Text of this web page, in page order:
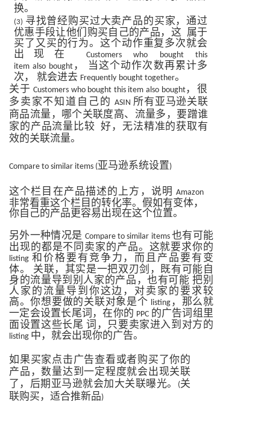
换。
(3) 寻找曾经购买过大卖产品的买家，通过
优惠手段让他们购买自己的产品，这 属于
买了又买的行为。这个动作重复多次就会
出现在
Customers who bought
this
item also bought ，
当这个动作次数再累计多
次，
就会进去 Frequently bought together。
关于 Customers who bought this item also bought，很
多卖家不知道自己的 ASIN所有亚马逊关联
商品流量，哪个关联度高、流量多，要蹭谁
家的产品流量比较 好，无法精准的获取有
效的关联流量。
Compare to similar items (亚马逊系统设置)
这个栏目在产品描述的上方，说明 Amazon
非常看重这个栏目的转化率。假如有变体，
你自己的产品更容易出现在这个位置。
另外一种情况是 Compare to similar items也有可能
出现的都是不同卖家的产品。这就要求你的
listing 和价格要有竞争力，而且产品要有变
体。
关联，其实是一把双刃剑，既有可能自
身的流量导到别人家的产品，也有可能 把别
人家的流量导到你这边，对卖家的要求较
高。你想要做的关联对象是个 listing ，那么就
一定会设置长尾词，在你的 PPC 的广告词组里
面设置这些长尾 词，只要卖家进入到对方的
listing 中，就会出现你的广告。
如果买家点击广告查看或者购买了你的
产品，数量达到一定程度就会出现关联
了，后期亚马逊就会加大关联曝光。
(关
联购买，适合推新品)